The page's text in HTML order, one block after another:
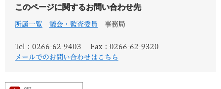
このページに関するお問い合わせ先
所属一覧 議会・監査委員 事務局
Tel：0266-62-9403
Fax：0266-62-9320
メールでのお問い合わせはこちら